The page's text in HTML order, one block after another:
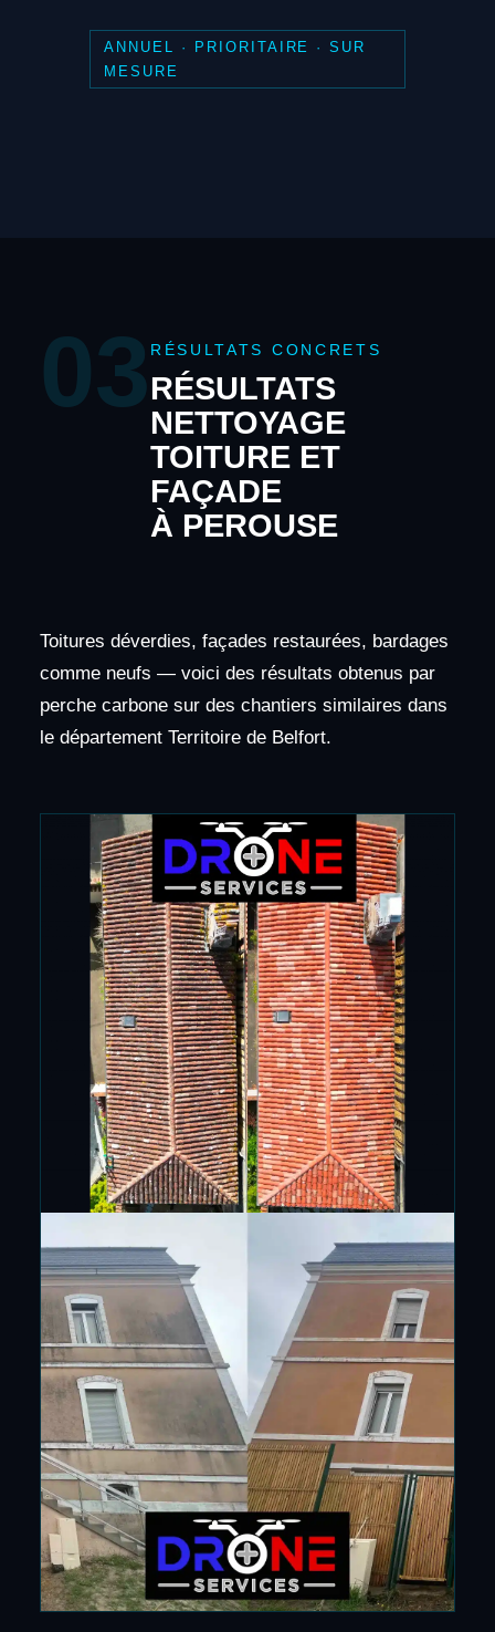
ANNUEL · PRIORITAIRE · SUR
MESURE
03 RÉSULTATS CONCRETS
RÉSULTATS
NETTOYAGE
TOITURE ET
FAÇADE
À PEROUSE
Toitures déverdies, façades restaurées, bardages
comme neufs — voici des résultats obtenus par
perche carbone sur des chantiers similaires dans
le département Territoire de Belfort.